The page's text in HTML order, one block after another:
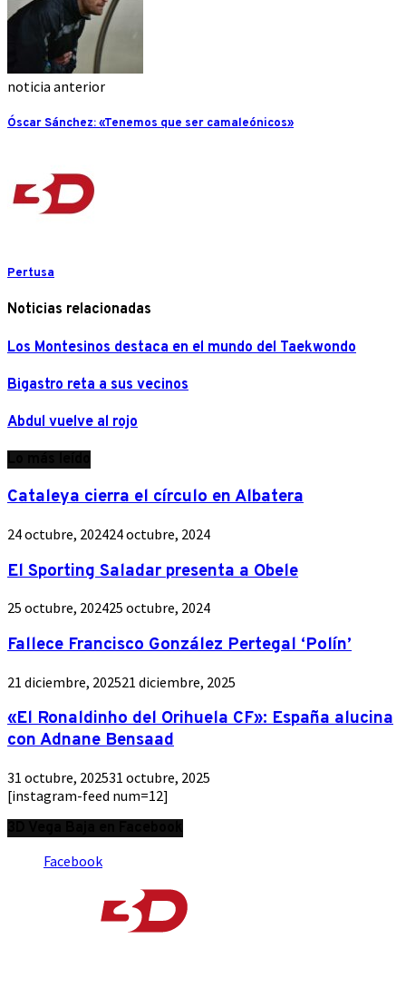
noticia anterior
Óscar Sánchez: «Tenemos que ser camaleónicos»
Pertusa
Noticias relacionadas
Los Montesinos destaca en el mundo del Taekwondo
Bigastro reta a sus vecinos
Abdul vuelve al rojo
Cataleya cierra el círculo en Albatera
24 octubre, 202424 octubre, 2024
El Sporting Saladar presenta a Obele
25 octubre, 202425 octubre, 2024
Fallece Francisco González Pertegal ‘Polín’
21 diciembre, 202521 diciembre, 2025
«El Ronaldinho del Orihuela CF»: España alucina
con Adnane Bensaad
31 octubre, 202531 octubre, 2025
[instagram-feed num=12]
Facebook